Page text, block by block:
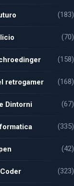
(183)
(70)
(158)
retrogamer (168)
Dintorni (67)
(335)
(42)
(323)